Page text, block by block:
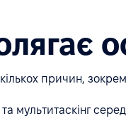
причин,
мультитаскінг